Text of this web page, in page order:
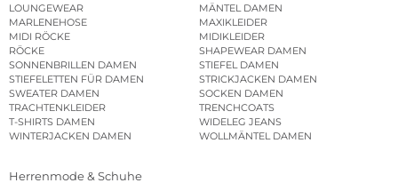
LOUNGEWEAR
MÄNTEL DAMEN
MARLENEHOSE
MAXIKLEIDER
MIDI RÖCKE
MIDIKLEIDER
RÖCKE
SHAPEWEAR DAMEN
SONNENBRILLEN DAMEN
STIEFEL DAMEN
STIEFELETTEN FÜR DAMEN
STRICKJACKEN DAMEN
SWEATER DAMEN
SOCKEN DAMEN
TRACHTENKLEIDER
TRENCHCOATS
T-SHIRTS DAMEN
WIDELEG JEANS
WINTERJACKEN DAMEN
WOLLMÄNTEL DAMEN
Herrenmode & Schuhe